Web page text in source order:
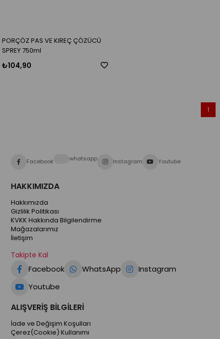
PORÇÖZ PAS VE KIREÇ ÇÖZÜCÜ
SPREY 750ml
₺104,90
1
Facebook whatsapp Instagram Youtube
HAKKIMIZDA
Hakkımızda
Gizlilik Politikası
KVKK Hakkında Bilgilendirme
Mağazalarımız
İletişim
Takipte Kal
Facebook WhatsApp
Instagram
Youtube
ALIŞVERİŞ BİLGİLERİ
İade ve Değişim Koşulları
Çerez(Cookie) Kullanımı